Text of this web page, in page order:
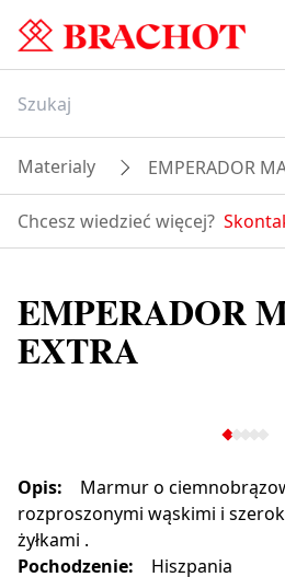
Materialy EMPERADOR
Chcesz wiedzieć więcej?
EMPERADOR
EXTRA
Opis:
Marmur o
rozproszonymi wąskimi i
żyłkami .
Pochodzenie:
Hiszpania